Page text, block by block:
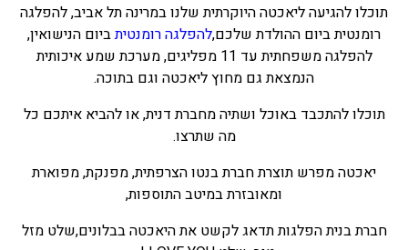
תוכלו להגיעה ליאכטה היוקרתית שלנו במרינה תל אביב, להפלגה
רומנטית ביום ההולדת שלכם,להפלגה רומנטיתביום הנישואין,
להפלגה משפחתית עד 11 מפליגים, מערכת שמע איכותית
הנמצאת גם מחוץ ליאכטה וגם בתוכה.
תוכלו להתכבד באוכל ושתיה מחברת דנית, או להביא איתכם כל
מה שתרצו.
יאכטה מפרש תוצרת חברת בנטו הצרפתית, מפנקת, מפוארת
ומאובזרת במיטב התוספות,
חברת בנית הפלגות תדאג לקשט את היאכטה בבלונים,שלט מזל